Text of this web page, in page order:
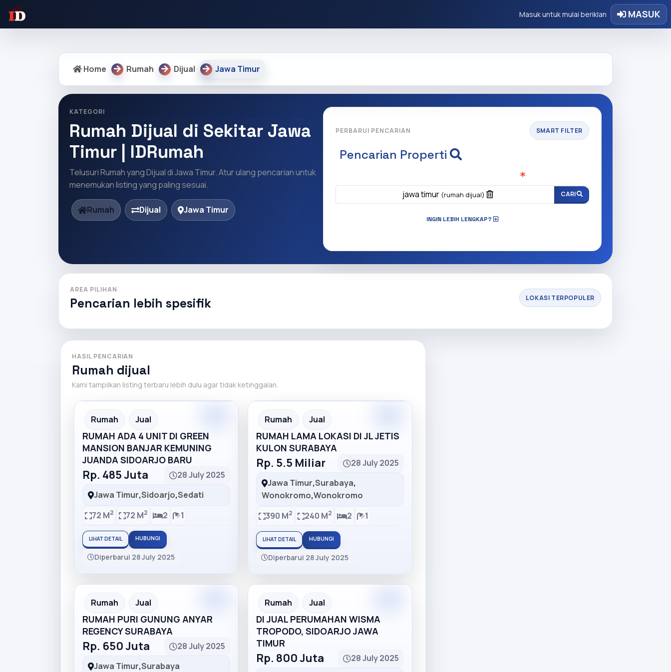
Warning: Undefined array key "regency" in /home/idrumah/public_html/core/core.php on line 9328
Masuk untuk mulai beriklan MASUK
Home Rumah Dijual Jawa Timur
KATEGORI
Rumah Dijual di Sekitar Jawa
Timur | IDRumah
Telusuri Rumah yang Dijual di Jawa Timur. Atur ulang pencarian untuk
menemukan listing yang paling sesuai.
Rumah Dijual Jawa Timur
PERBARUI PENCARIAN SMART FILTER
Pencarian Properti
jawa timur (rumah dijual) CARI
INGIN LEBIH LENGKAP?
AREA PILIHAN
Pencarian lebih spesifik LOKASI TERPOPULER
HASIL PENCARIAN
Rumah dijual
Kami tampilkan listing terbaru lebih dulu agar tidak ketinggalan.
Rumah Jual
RUMAH ADA 4 UNIT DI GREEN
MANSION BANJAR KEMUNING
JUANDA SIDOARJO BARU
Rp. 485 Juta
28 July 2025
Jawa Timur,Sidoarjo,Sedati
72 M2 72 M2 2 1
LIHAT DETAIL HUBUNGI
Diperbarui 28 July 2025
Rumah Jual
RUMAH LAMA LOKASI DI JL JETIS
KULON SURABAYA
Rp. 5.5 Miliar
28 July 2025
Jawa Timur,Surabaya,
Wonokromo,Wonokromo
390 M2 240 M2 2 1
LIHAT DETAIL HUBUNGI
Diperbarui 28 July 2025
Rumah Jual
RUMAH PURI GUNUNG ANYAR
REGENCY SURABAYA
Rp. 650 Juta
28 July 2025
Jawa Timur,Surabaya
Rumah Jual
DI JUAL PERUMAHAN WISMA
TROPODO, SIDOARJO JAWA
TIMUR
Rp. 800 Juta
28 July 2025